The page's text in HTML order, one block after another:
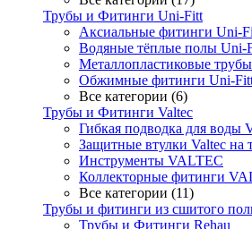
Трубы и Фитинги Uni-Fitt
Аксиальные фитинги Uni-
Водяные тёплые полы Uni-
Металлопластиковые
Обжимные фитинги Uni-
Все категории (6)
Трубы и Фитинги Valtec
Гибкая подводка для воды
Защитные втулки Valtec на
Инструменты VALTEC
Коллекторные фитинги
Все категории (11)
Трубы и фитинги из сшитого
Трубы и Фитинги Rehau